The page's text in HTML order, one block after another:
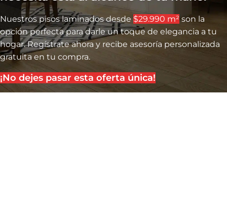
Nuestros pisos laminados desde $29.990 m²son la
opción perfecta para darle un toque de elegancia a tu
hogar. Regístrate ahora y recibe asesoría personalizada
gratuita en tu compra.
¡No dejes pasar esta oferta única!